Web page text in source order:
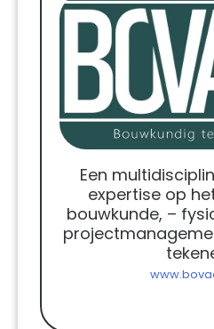
Een
expertise op
bouwkunde, –